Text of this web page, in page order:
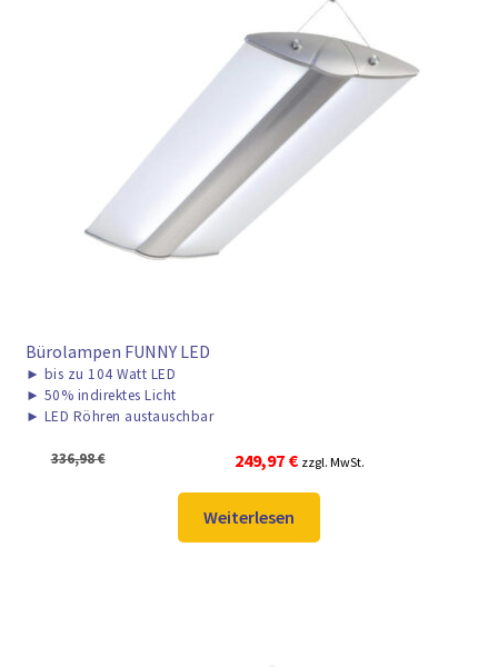
Bürolampen FUNNY LED
► bis zu 104 Watt LED
► 50% indirektes Licht
► LED Röhren austauschbar
336,98€
Ursprünglicher
Preis
war:
336,98 €
249,97 €Aktueller
Preis
249,97 €.
zzgl. MwSt.
Weiterlesen